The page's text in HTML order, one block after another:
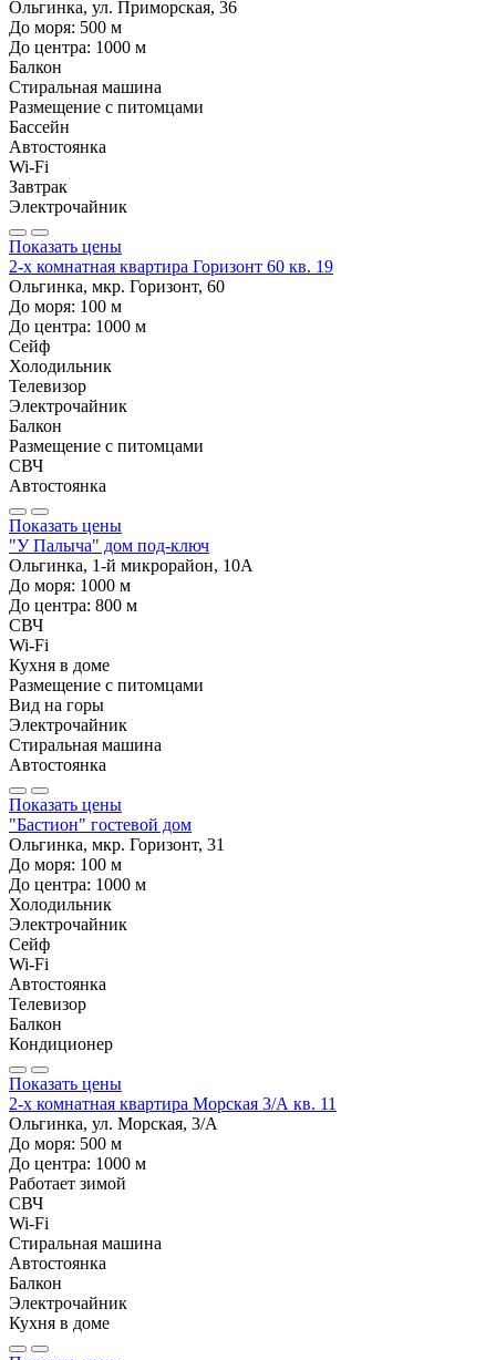
Ольгинка, ул. Приморская, 36
До моря: 500 м
До центра: 1000 м
Балкон
Стиральная машина
Размещение с питомцами
Бассейн
Автостоянка
Wi-Fi
Завтрак
Электрочайник
Показать цены
2-х комнатная квартира Горизонт 60 кв. 19
Ольгинка, мкр. Горизонт, 60
До моря: 100 м
До центра: 1000 м
Сейф
Холодильник
Телевизор
Электрочайник
Балкон
Размещение с питомцами
СВЧ
Автостоянка
Показать цены
"У Палыча" дом под-ключ
Ольгинка, 1-й микрорайон, 10А
До моря: 1000 м
До центра: 800 м
СВЧ
Wi-Fi
Кухня в доме
Размещение с питомцами
Вид на горы
Электрочайник
Стиральная машина
Автостоянка
Показать цены
"Бастион" гостевой дом
Ольгинка, мкр. Горизонт, 31
До моря: 100 м
До центра: 1000 м
Холодильник
Электрочайник
Сейф
Wi-Fi
Автостоянка
Телевизор
Балкон
Кондиционер
Показать цены
2-х комнатная квартира Морская 3/А кв. 11
Ольгинка, ул. Морская, 3/А
До моря: 500 м
До центра: 1000 м
Работает зимой
СВЧ
Wi-Fi
Стиральная машина
Автостоянка
Балкон
Электрочайник
Кухня в доме